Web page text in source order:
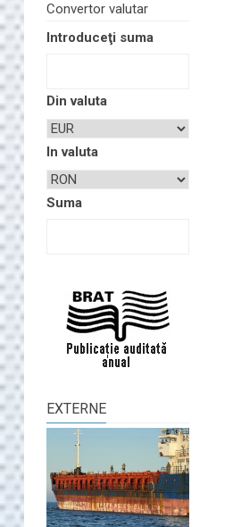
Convertor valutar
Introduceţi suma
Din valuta
In valuta
Suma
EXTERNE